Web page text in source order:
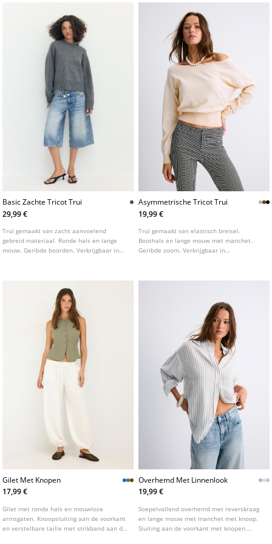
Basic Zachte Tricot Trui
29,99 €
Trui gemaakt van zacht aanvoelend
gebreid materiaal. Ronde hals en lange
mouw. Geribde boorden. Verkrijgbaar in
Asymmetrische Tricot Trui
19,99 €
Trui gemaakt van elastisch breisel.
Boothals en lange mouw met manchet.
Geribde zoom. Verkrijgbaar in
Gilet Met Knopen
17,99 €
Gilet met ronde hals en mouwloze
armsgaten. Knoopsluiting aan de voorkant
en verstelbare taille met strikband aan de
Overhemd Met Linnenlook
19,99 €
Soepelvallend overhemd met reverskraag
en lange mouw met manchet met knoop.
Sluiting aan de voorkant met knopen.